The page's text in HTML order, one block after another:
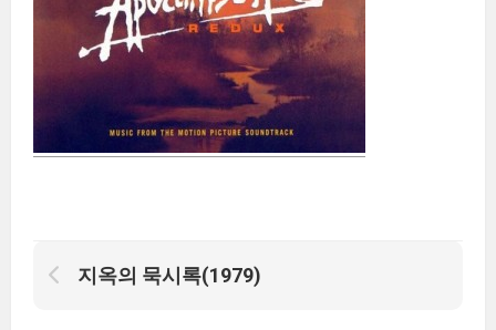
지옥의 묵시록(1979)